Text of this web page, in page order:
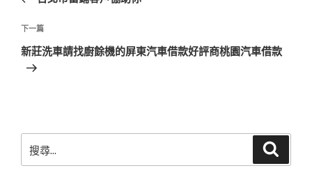
導
覽
文
章
下
一
篇
下一篇
新莊洗車請找廚餘機的屏東汽車借款好評商桃園汽車借款
尋